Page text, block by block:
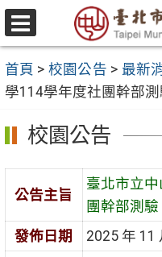
跳
至
要
內
容
區
選
單
首頁 > 校園公告 > 最新
學114學年度社團幹部
校園公告
公告主旨
臺北市立
團幹部測
發佈日期
2025 年 11